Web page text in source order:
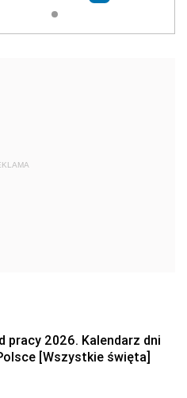
pracy 2026. Kalendarz dni
[Wszystkie święta]